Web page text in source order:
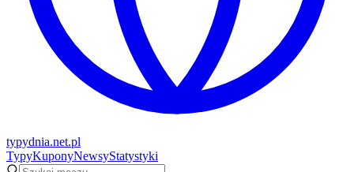
typydnia.net.pl
TypyKuponyNewsyStatystyki